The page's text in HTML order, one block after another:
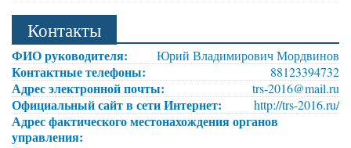
Контакты
ФИО руководителя: Юрий Владимирович Мордвинов
Контактные телефоны: 88123394732
Адрес электронной почты: trs-2016@mail.ru
Официальный сайт в сети Интернет: http://trs-2016.ru/
Адрес фактического местонахождения органов
управления: